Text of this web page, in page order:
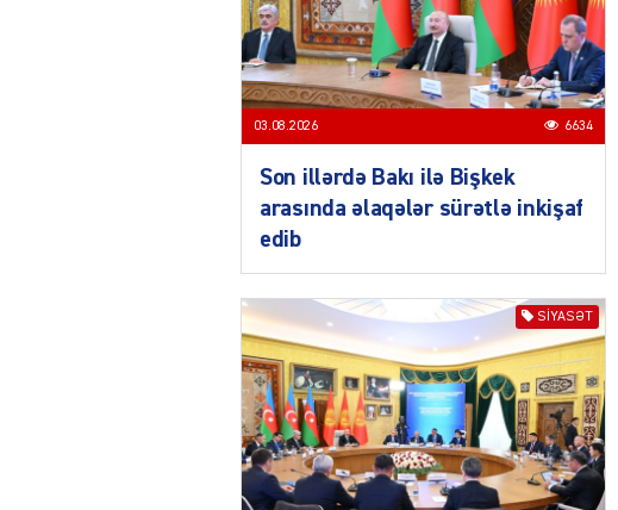
03.08.2026 6634
Son illərdə Bakı ilə Bişkek
arasında əlaqələr sürətlə inkişaf
edib
SIYASƏT